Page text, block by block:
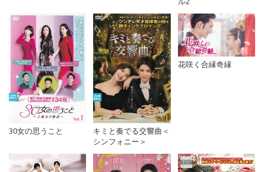
30女の思うこと
キミと奏でる交響曲＜
シンフォニー＞
花咲く合縁奇縁